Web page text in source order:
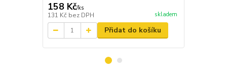
158 Kč/ks
131 Kč bez DPH skladem
Přidat do košíku